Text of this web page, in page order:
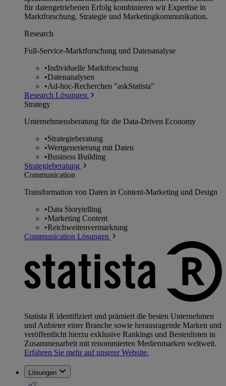
für datengetriebenen Erfolg kombinieren wir Expertise in
Marktforschung, Strategie und Marketingkommunikation.
Research
Full-Service-Marktforschung und Datenanalyse
•Individuelle Marktforschung
•Datenanalysen
•Ad-hoc-Recherchen "askStatista"
Research Lösungen
Strategy
Unternehmens­beratung für die Data-Driven Economy
•Strategieberatung
•Wertgenerierung mit Daten
•Business Building
Strategieberatung
Communication
Transformation von Daten in Content-Marketing und Design
•Data Storytelling
•Marketing Content
•Reichweitenvermarktung
Communication Lösungen
Statista R identifiziert und prämiert die besten Unternehmen
und Anbieter einer Branche sowie herausragende Marken und
veröffentlicht hierzu exklusive Rankings und Bestenlisten in
Zusammenarbeit mit renommierten Medienmarken weltweit.
Erfahren Sie mehr auf unserer Website.
Lösungen